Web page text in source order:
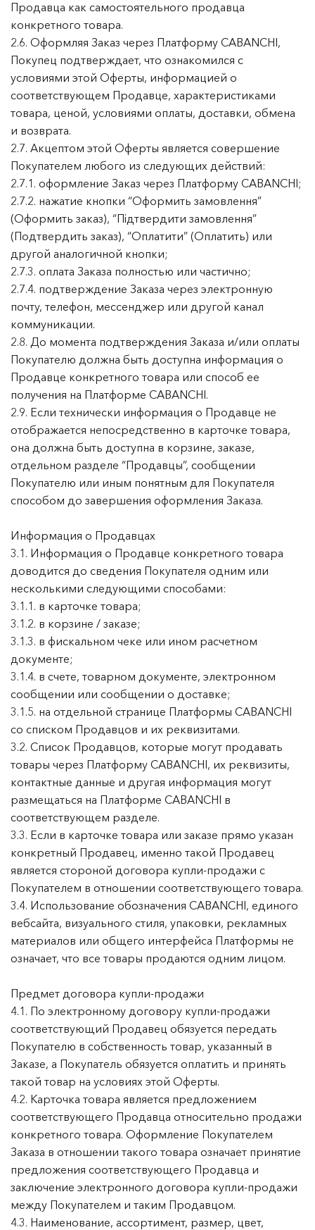
Продавца как самостоятельного продавца
конкретного товара.
2.6. Оформляя Заказ через Платформу CABANCHI,
Покупец подтверждает, что ознакомился с
условиями этой Оферты, информацией о
соответствующем Продавце, характеристиками
товара, ценой, условиями оплаты, доставки, обмена
и возврата.
2.7. Акцептом этой Оферты является совершение
Покупателем любого из следующих действий:
2.7.1. оформление Заказ через Платформу CABANCHI;
2.7.2. нажатие кнопки “Оформить замовлення”
(Оформить заказ), “Підтвердити замовлення”
(Подтвердить заказ), “Оплатити” (Оплатить) или
другой аналогичной кнопки;
2.7.3. оплата Заказа полностью или частично;
2.7.4. подтверждение Заказа через электронную
почту, телефон, мессенджер или другой канал
коммуникации.
2.8. До момента подтверждения Заказа и/или оплаты
Покупателю должна быть доступна информация о
Продавце конкретного товара или способ ее
получения на Платформе CABANCHI.
2.9. Если технически информация о Продавце не
отображается непосредственно в карточке товара,
она должна быть доступна в корзине, заказе,
отдельном разделе “Продавцы”, сообщении
Покупателю или иным понятным для Покупателя
способом до завершения оформления Заказа.
Информация о Продавцах
3.1. Информация о Продавце конкретного товара
доводится до сведения Покупателя одним или
несколькими следующими способами:
3.1.1. в карточке товара;
3.1.2. в корзине / заказе;
3.1.3. в фискальном чеке или ином расчетном
документе;
3.1.4. в счете, товарном документе, электронном
сообщении или сообщении о доставке;
3.1.5. на отдельной странице Платформы CABANCHI
со списком Продавцов и их реквизитами.
3.2. Список Продавцов, которые могут продавать
товары через Платформу CABANCHI, их реквизиты,
контактные данные и другая информация могут
размещаться на Платформе CABANCHI в
соответствующем разделе.
3.3. Если в карточке товара или заказе прямо указан
конкретный Продавец, именно такой Продавец
является стороной договора купли-продажи с
Покупателем в отношении соответствующего товара.
3.4. Использование обозначения CABANCHI, единого
вебсайта, визуального стиля, упаковки, рекламных
материалов или общего интерфейса Платформы не
означает, что все товары продаются одним лицом.
Предмет договора купли-продажи
4.1. По электронному договору купли-продажи
соответствующий Продавец обязуется передать
Покупателю в собственность товар, указанный в
Заказе, а Покупатель обязуется оплатить и принять
такой товар на условиях этой Оферты.
4.2. Карточка товара является предложением
соответствующего Продавца относительно продажи
конкретного товара. Оформление Покупателем
Заказа в отношении такого товара означает принятие
предложения соответствующего Продавца и
заключение электронного договора купли-продажи
между Покупателем и таким Продавцом.
4.3. Наименование, ассортимент, размер, цвет,